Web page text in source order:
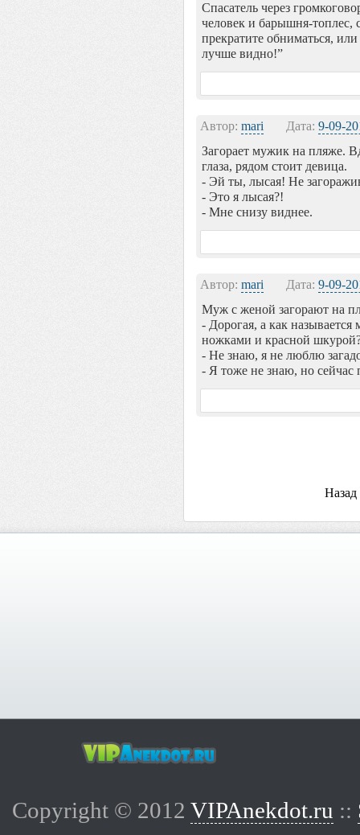
Спасатель через
человек и барышня-топлес,
прекратите обниматься,
лучше видно!”
Автор: mari Дата: 9-09-
Загорает мужик на пляже.
глаза, рядом стоит девица.
- Эй ты, лысая! Не
- Это я лысая?!
- Мне снизу виднее.
Автор: mari Дата: 9-09-
Муж с женой загорают на
- Дорогая, а как называется
ножками и красной
- Не знаю, я не люблю
- Я тоже не знаю, но сейчас
Назад
Copyright © 2012 VIPAnekdot.ru ::